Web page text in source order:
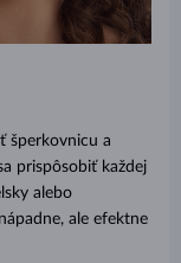
šperkovnicu a
prispôsobiť každej
alebo
ale efektne